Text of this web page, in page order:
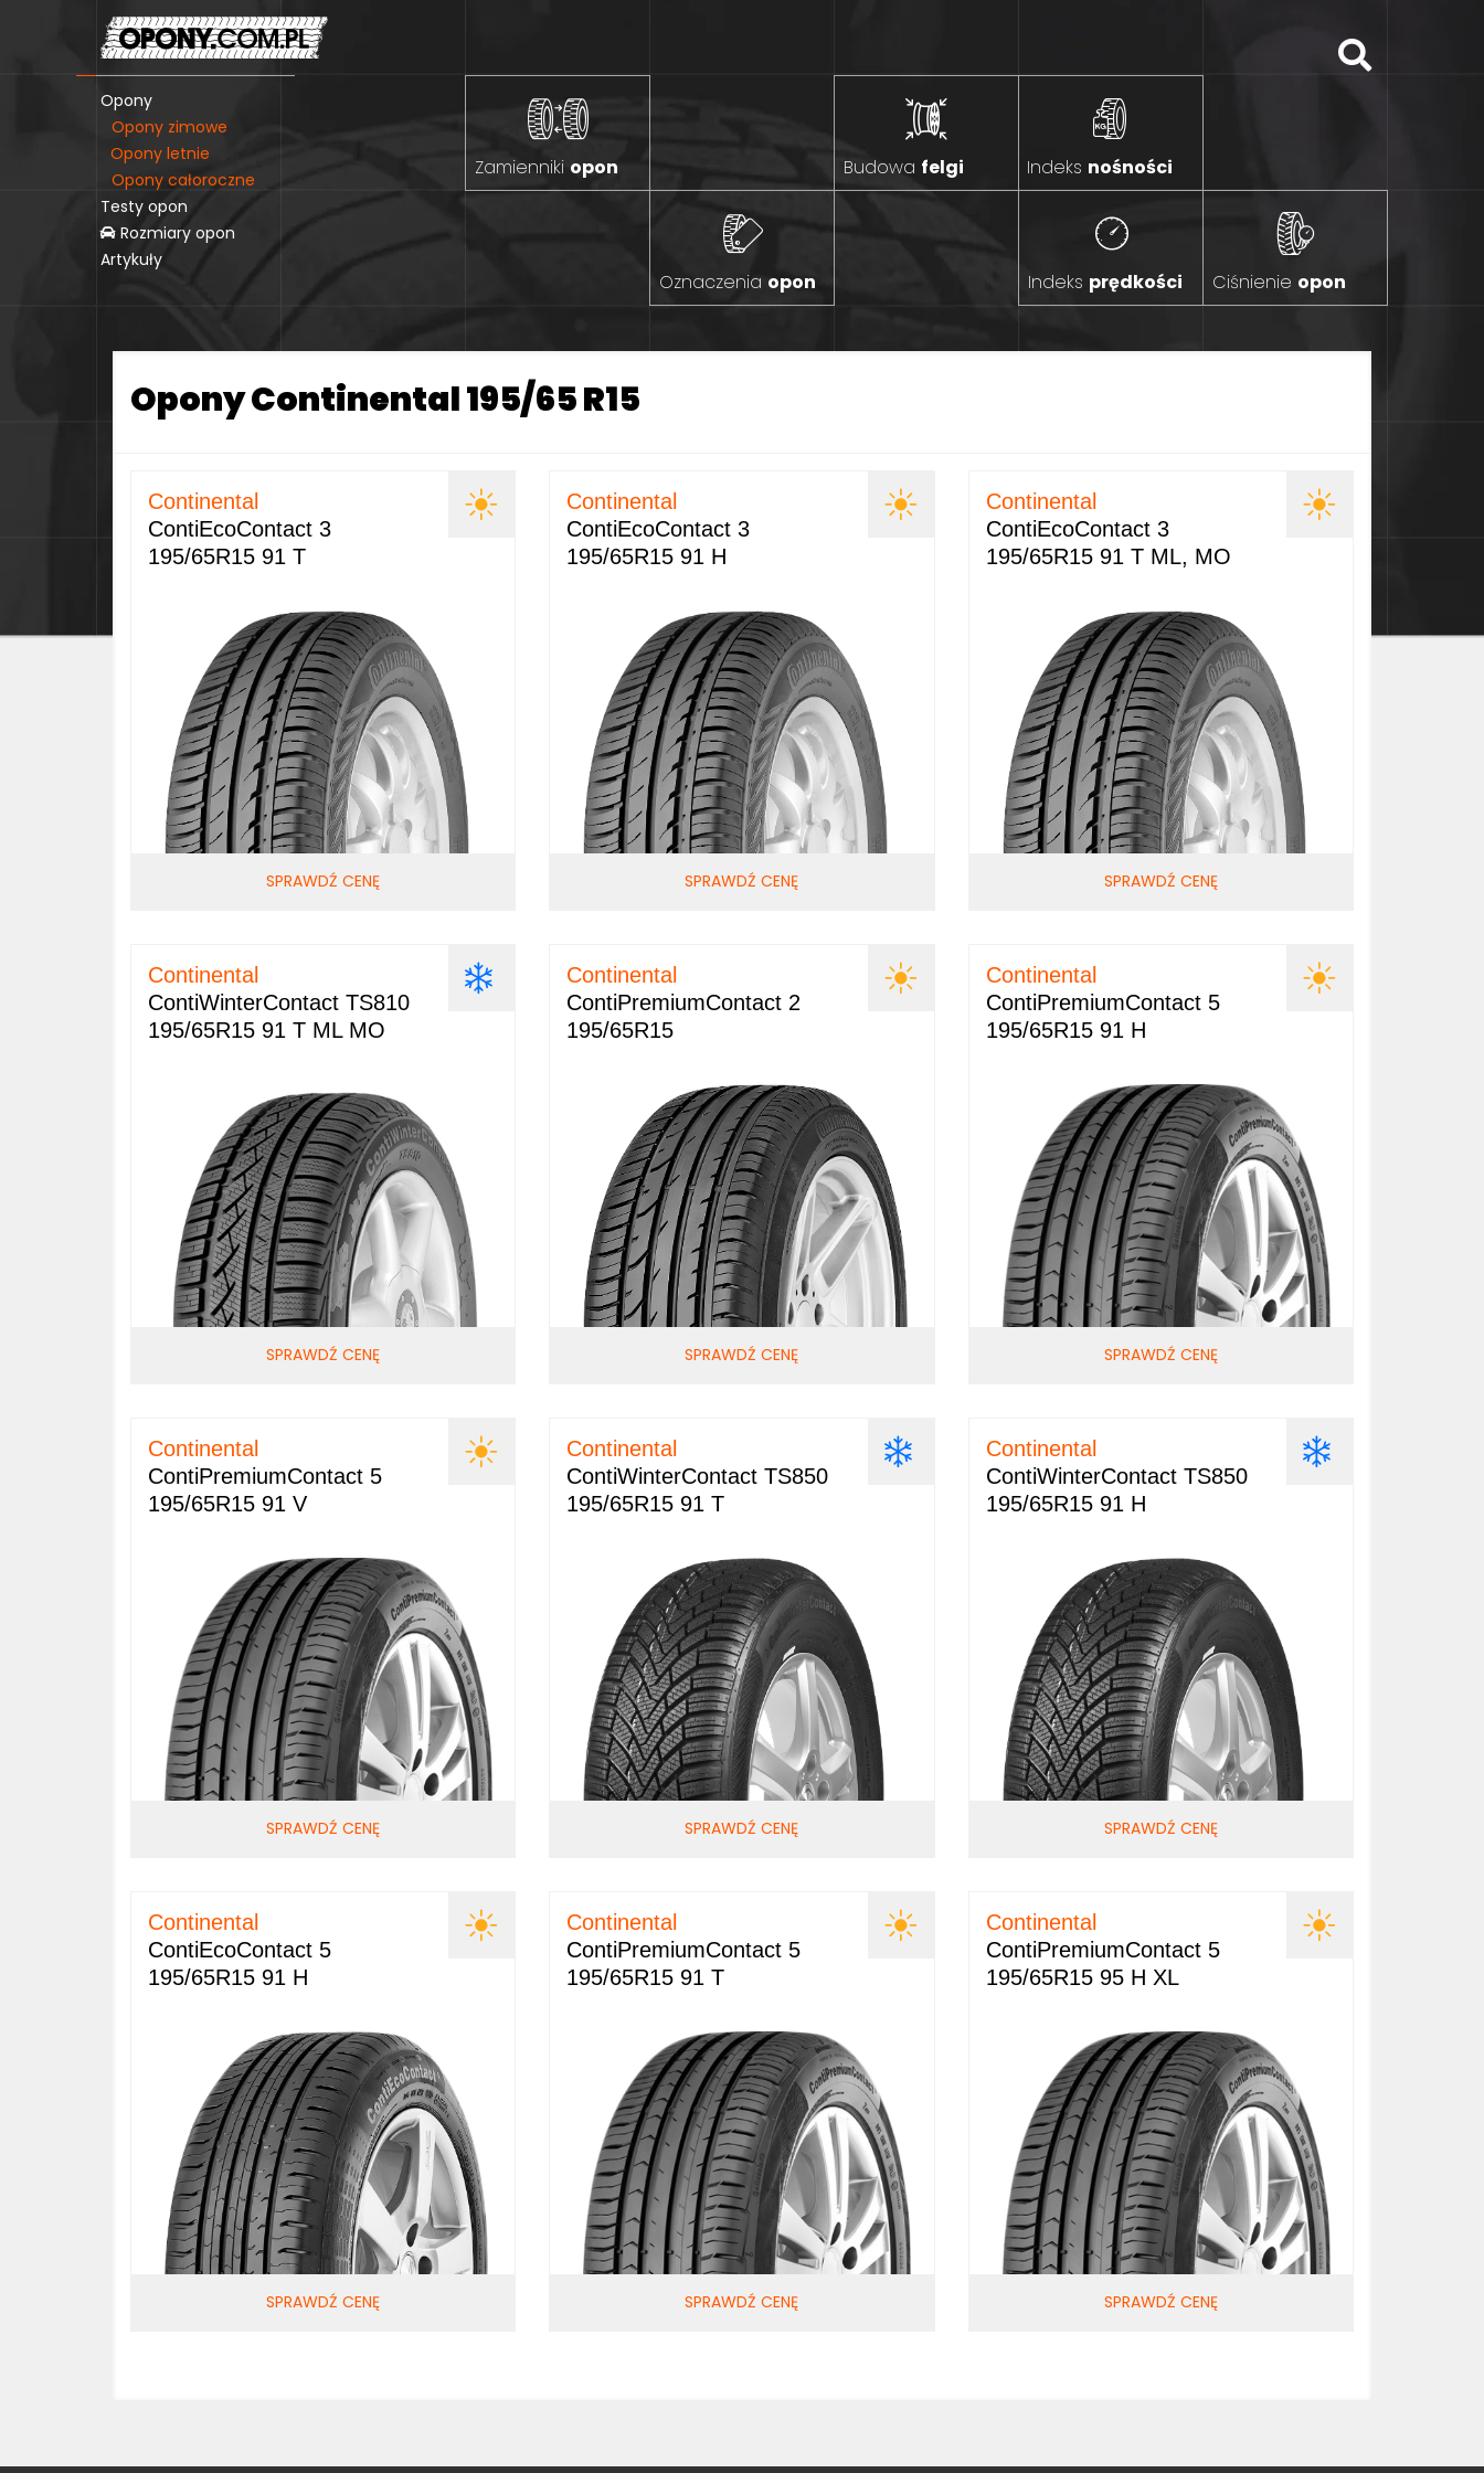
Opony
Opony zimowe
Opony letnie
Opony całoroczne
Testy opon
Rozmiary opon
Artykuły
Zamienniki opon Budowa felgi Indeks nośności
Indeks prędkości Ciśnienie opon
Oznaczenia opon
Opony Continental 195/65 R15
Continental
ContiEcoContact 3
195/65R15 91 T
SPRAWDŹ CENĘ
Continental
ContiEcoContact 3
195/65R15 91 H
SPRAWDŹ CENĘ
Continental
ContiEcoContact 3
195/65R15 91 T ML, MO
SPRAWDŹ CENĘ
Continental
ContiWinterContact TS810
195/65R15 91 T ML MO
SPRAWDŹ CENĘ
Continental
ContiPremiumContact 2
195/65R15
SPRAWDŹ CENĘ
Continental
ContiPremiumContact 5
195/65R15 91 H
SPRAWDŹ CENĘ
Continental
ContiPremiumContact 5
195/65R15 91 V
SPRAWDŹ CENĘ
Continental
ContiWinterContact TS850
195/65R15 91 T
SPRAWDŹ CENĘ
Continental
ContiWinterContact TS850
195/65R15 91 H
SPRAWDŹ CENĘ
Continental
ContiEcoContact 5
195/65R15 91 H
SPRAWDŹ CENĘ
Continental
ContiPremiumContact 5
195/65R15 91 T
SPRAWDŹ CENĘ
Continental
ContiPremiumContact 5
195/65R15 95 H XL
SPRAWDŹ CENĘ